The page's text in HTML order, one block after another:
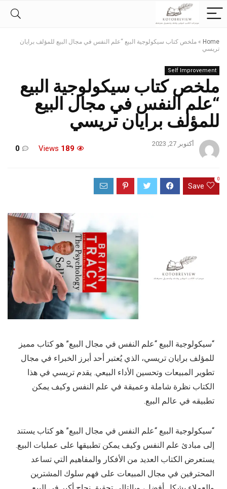
Home
» ملخص كتاب سيكولوجية البيع “علم النفس في مجال البيع للمؤلف برايان
تريسي
Self Improvement
ملخص كتاب سيكولوجية البيع
“علم النفس في مجال البيع
للمؤلف برايان تريسي
أكتوبر 27, 2023
189
0
Save
0
“سيكولوجية البيع “علم النفس في مجال البيع” هو كتاب مميز
للمؤلف برايان تريسي، الذي يُعتبر أحد أبرز الخبراء في مجال
تطوير المبيعات وتحسين الأداء البيعي. يقدم تريسي في هذا
الكتاب نظرة شاملة وعميقة في علم النفس وكيف يمكن
تطبيقه في عالم البيع.
“سيكولوجية البيع “علم النفس في مجال البيع” هو كتاب يستند
إلى مبادئ علم النفس وكيف يمكن تطبيقها على عمليات البيع.
يستعرض الكتاب العديد من الأفكار والمفاهيم التي تساعد
المحترفين في مجال المبيعات على فهم سلوك المشترين